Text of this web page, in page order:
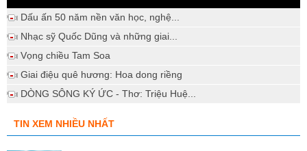
Dấu ấn 50 năm nền văn học, nghệ...
Nhạc sỹ Quốc Dũng và những giai...
Vọng chiều Tam Soa
Giai điệu quê hương: Hoa dong riềng
DÒNG SÔNG KÝ ỨC - Thơ: Triệu Huệ...
TIN XEM NHIỀU NHẤT